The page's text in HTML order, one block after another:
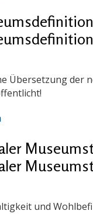
Übersetzung der
und